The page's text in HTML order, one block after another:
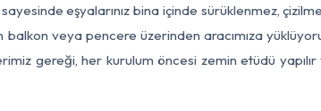
eşyalarınız bina içinde sürüklenmez,
balkon veya pencere üzerinden aracımıza
gereği, her kurulum öncesi zemin etüdü